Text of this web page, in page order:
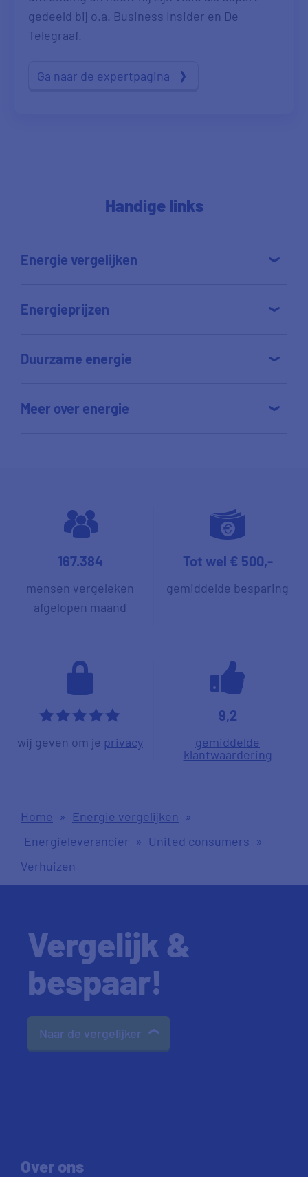
gedeeld bij o.a. Business Insider en De
Telegraaf.
Ga naar de expertpagina
Handige links
Energie vergelijken
Energieprijzen
Duurzame energie
Meer over energie
167.384
mensen vergeleken
afgelopen maand
Tot wel € 500,-
gemiddelde besparing
*****
wij geven om je privacy
9,2
gemiddelde
klantwaardering
Home » Energie vergelijken »
Energieleverancier » United consumers »
Verhuizen
Vergelijk &
bespaar!
Naar de vergelijker
Over ons